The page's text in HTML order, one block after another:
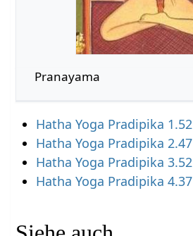
Pranayama
Hatha Yoga Pradipika 1.52
Hatha Yoga Pradipika 2.47
Hatha Yoga Pradipika 3.52
Hatha Yoga Pradipika 4.37